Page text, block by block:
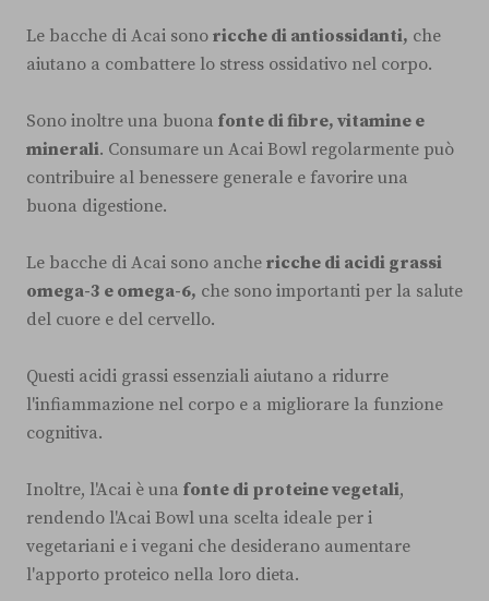
Le bacche di Acai sono ricche di antiossidanti, che
aiutano a combattere lo stress ossidativo nel corpo.
Sono inoltre una buona fonte di fibre, vitamine e
minerali. Consumare un Acai Bowl regolarmente può
contribuire al benessere generale e favorire una
buona digestione.
Le bacche di Acai sono anche ricche di acidi grassi
omega-3 e omega-6, che sono importanti per la salute
del cuore e del cervello.
Questi acidi grassi essenziali aiutano a ridurre
l'infiammazione nel corpo e a migliorare la funzione
cognitiva.
Inoltre, l'Acai è una fonte di proteine vegetali,
rendendo l'Acai Bowl una scelta ideale per i
vegetariani e i vegani che desiderano aumentare
l'apporto proteico nella loro dieta.